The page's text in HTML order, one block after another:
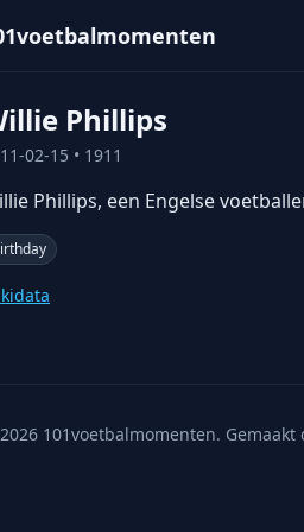
Phillips
02-15 • 1911
Phillips, een Engelse
2026 101voetbalmomenten. Gemaakt